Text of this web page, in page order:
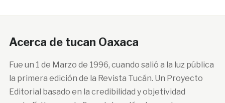
Acerca de tucan Oaxaca
Fue un 1 de Marzo de 1996, cuando salió a la luz pública
la primera edición de la Revista Tucán. Un Proyecto
Editorial basado en la credibilidad y objetividad